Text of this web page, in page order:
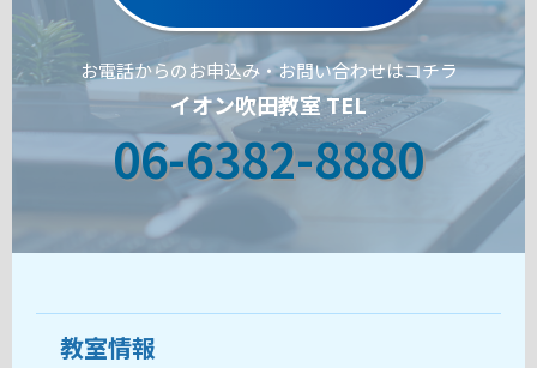
お電話からのお申込み・お問い合わせはコチラ
イオン吹田教室 TEL
06-6382-8880
教室情報